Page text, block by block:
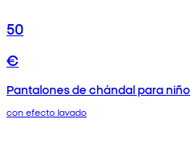
50
€
Pantalones de chándal para niño
con efecto lavado